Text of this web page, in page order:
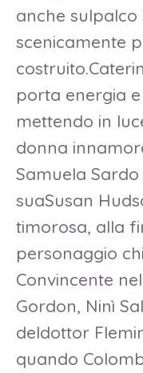
anche
scenicamente
porta energia
mettendo in
donna
Samuela
suaSusan
timorosa, alla
personaggio
Convincente
Gordon, Ninì
deldottor
quando